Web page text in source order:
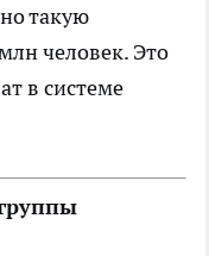
такую
человек. Это
в системе